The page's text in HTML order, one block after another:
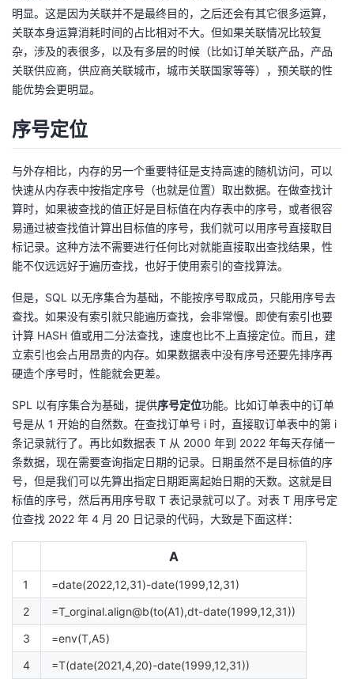
明显。这是因为关联并不是最终目的，之后还会有其它很多运算，
关联本身运算消耗时间的占比相对不大。但如果关联情况比较复
杂，涉及的表很多，以及有多层的时候（比如订单关联产品，产品
关联供应商，供应商关联城市，城市关联国家等等），预关联的性
能优势会更明显。
序号定位
与外存相比，内存的另一个重要特征是支持高速的随机访问，可以
快速从内存表中按指定序号（也就是位置）取出数据。在做查找计
算时，如果被查找的值正好是目标值在内存表中的序号，或者很容
易通过被查找值计算出目标值的序号，我们就可以用序号直接取目
标记录。这种方法不需要进行任何比对就能直接取出查找结果，性
能不仅远远好于遍历查找，也好于使用索引的查找算法。
但是，SQL 以无序集合为基础，不能按序号取成员，只能用序号去
查找。如果没有索引就只能遍历查找，会非常慢。即使有索引也要
计算 HASH 值或用二分法查找，速度也比不上直接定位。而且，建
立索引也会占用昂贵的内存。如果数据表中没有序号还要先排序再
硬造个序号时，性能就会更差。
SPL 以有序集合为基础，提供序号定位功能。比如订单表中的订单
号是从 1 开始的自然数。在查找订单号 i 时，直接取订单表中的第 i
条记录就行了。再比如数据表 T 从 2000 年到 2022 年每天存储一
条数据，现在需要查询指定日期的记录。日期虽然不是目标值的序
号，但是我们可以先算出指定日期距离起始日期的天数。这就是目
标值的序号，然后再用序号取 T 表记录就可以了。对表 T 用序号定
位查找 2022 年 4 月 20 日记录的代码，大致是下面这样：
A
1
=date(2022,12,31)-date(1999,12,31)
2
=T_orginal.align@b(to(A1),dt-date(1999,12,31))
3
=env(T,A5)
4
=T(date(2021,4,20)-date(1999,12,31))